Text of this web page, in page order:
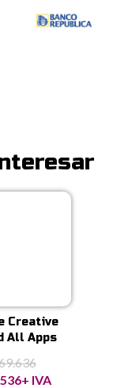
Creative
All Apps
El
+ IVA